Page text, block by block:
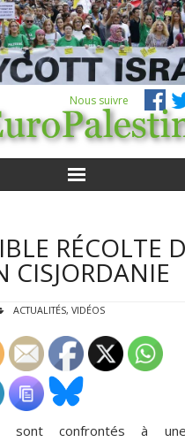
Nous suivre
?
CONTACT
RÉCOLTE
CISJORDANIE
ACTUALITÉS, VIDÉOS
sont confrontés à